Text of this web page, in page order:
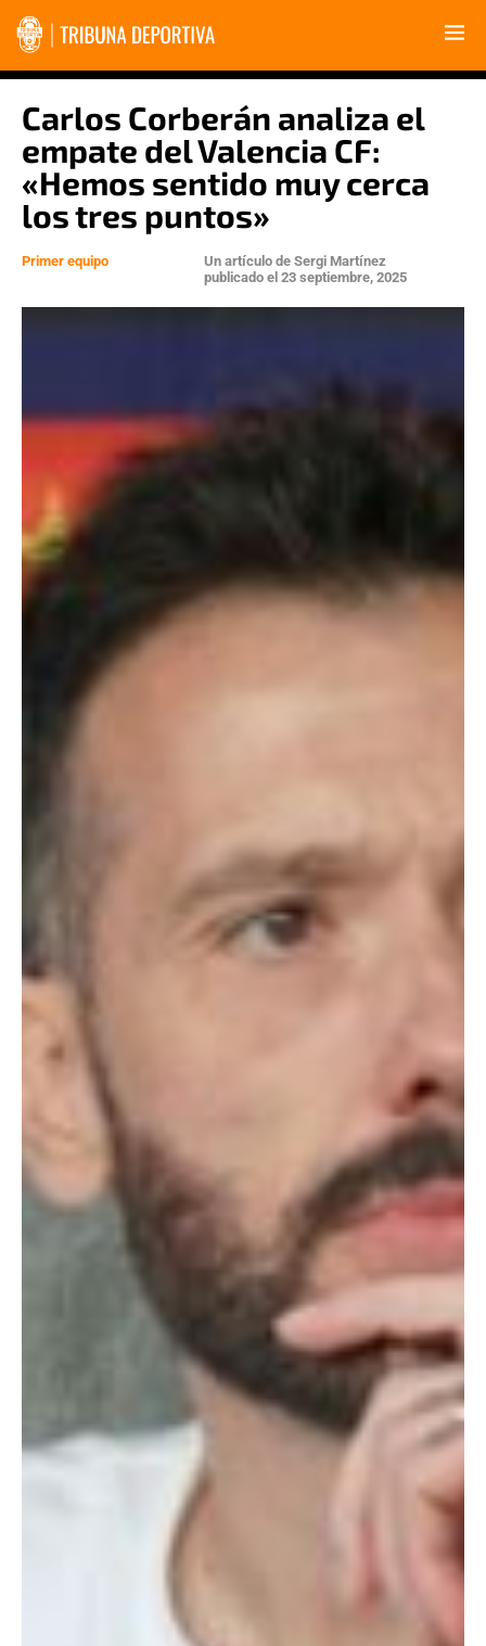
Carlos Corberán analiza el
empate del Valencia CF:
«Hemos sentido muy cerca
los tres puntos»
Primer equipo Un artículo de Sergi Martínez
publicado el 23 septiembre, 2025